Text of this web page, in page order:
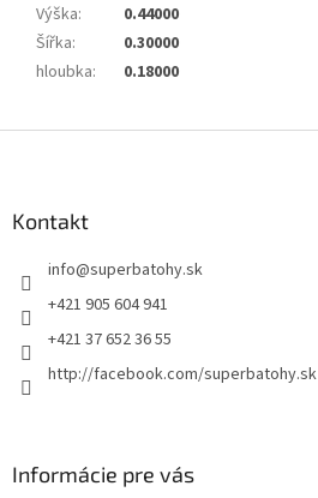
Výška:
0.44000
Šířka:
0.30000
hloubka: 0.18000
Kontakt
info@superbatohy.sk
+421 905 604 941
+421 37 652 36 55
http://facebook.com/superbatohy.sk
Informácie pre vás